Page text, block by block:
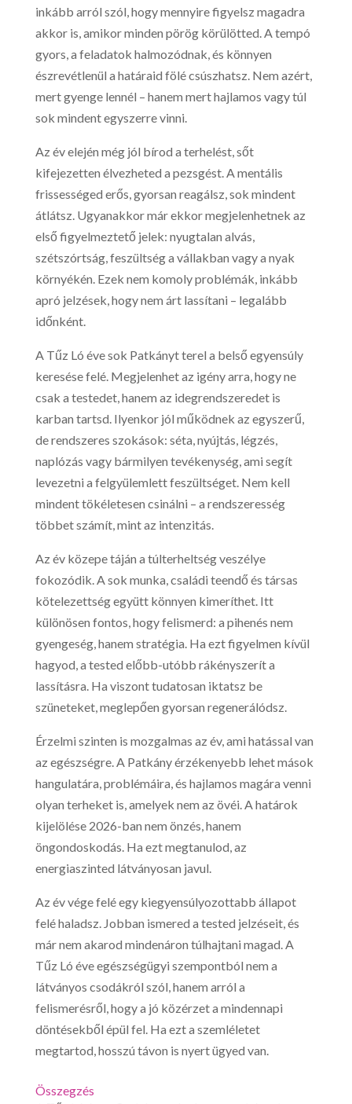
inkább arról szól, hogy mennyire figyelsz magadra
akkor is, amikor minden pörög körülötted. A tempó
gyors, a feladatok halmozódnak, és könnyen
észrevétlenül a határaid fölé csúszhatsz. Nem azért,
mert gyenge lennél – hanem mert hajlamos vagy túl
sok mindent egyszerre vinni.
Az év elején még jól bírod a terhelést, sőt
kifejezetten élvezheted a pezsgést. A mentális
frissességed erős, gyorsan reagálsz, sok mindent
átlátsz. Ugyanakkor már ekkor megjelenhetnek az
első figyelmeztető jelek: nyugtalan alvás,
szétszórtság, feszültség a vállakban vagy a nyak
környékén. Ezek nem komoly problémák, inkább
apró jelzések, hogy nem árt lassítani – legalább
időnként.
A Tűz Ló éve sok Patkányt terel a belső egyensúly
keresése felé. Megjelenhet az igény arra, hogy ne
csak a testedet, hanem az idegrendszeredet is
karban tartsd. Ilyenkor jól működnek az egyszerű,
de rendszeres szokások: séta, nyújtás, légzés,
naplózás vagy bármilyen tevékenység, ami segít
levezetni a felgyülemlett feszültséget. Nem kell
mindent tökéletesen csinálni – a rendszeresség
többet számít, mint az intenzitás.
Az év közepe táján a túlterheltség veszélye
fokozódik. A sok munka, családi teendő és társas
kötelezettség együtt könnyen kimeríthet. Itt
különösen fontos, hogy felismerd: a pihenés nem
gyengeség, hanem stratégia. Ha ezt figyelmen kívül
hagyod, a tested előbb-utóbb rákényszerít a
lassításra. Ha viszont tudatosan iktatsz be
szüneteket, meglepően gyorsan regenerálódsz.
Érzelmi szinten is mozgalmas az év, ami hatással van
az egészségre. A Patkány érzékenyebb lehet mások
hangulatára, problémáira, és hajlamos magára venni
olyan terheket is, amelyek nem az övéi. A határok
kijelölése 2026-ban nem önzés, hanem
öngondoskodás. Ha ezt megtanulod, az
energiaszinted látványosan javul.
Az év vége felé egy kiegyensúlyozottabb állapot
felé haladsz. Jobban ismered a tested jelzéseit, és
már nem akarod mindenáron túlhajtani magad. A
Tűz Ló éve egészségügyi szempontból nem a
látványos csodákról szól, hanem arról a
felismerésről, hogy a jó közérzet a mindennapi
döntésekből épül fel. Ha ezt a szemléletet
megtartod, hosszú távon is nyert ügyed van.
Összegzés